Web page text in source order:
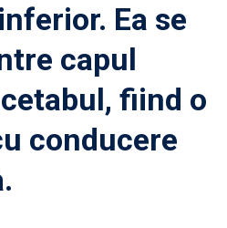
Ea se
capul
fiind o
conducere